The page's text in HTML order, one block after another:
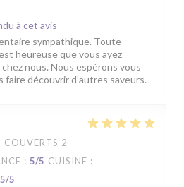
à cet avis
sympathique. Toute
heureuse que vous ayez
nous. Nous espérons vous
découvrir d’autres saveurs.
2
: 5/5 CUISINE :
5/5